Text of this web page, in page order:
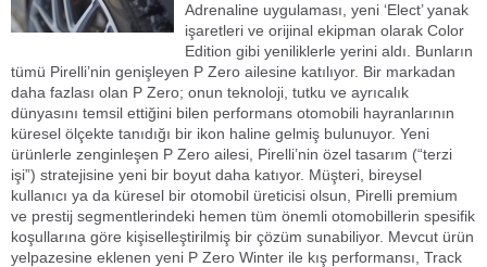
Adrenaline uygulaması, yeni ‘Elect’ yanak
işaretleri ve orijinal ekipman olarak Color
Edition gibi yeniliklerle yerini aldı. Bunların
tümü Pirelli’nin genişleyen P Zero ailesine katılıyor. Bir markadan
daha fazlası olan P Zero; onun teknoloji, tutku ve ayrıcalık
dünyasını temsil ettiğini bilen performans otomobili hayranlarının
küresel ölçekte tanıdığı bir ikon haline gelmiş bulunuyor. Yeni
ürünlerle zenginleşen P Zero ailesi, Pirelli’nin özel tasarım (“terzi
işi”) stratejisine yeni bir boyut daha katıyor. Müşteri, bireysel
kullanıcı ya da küresel bir otomobil üreticisi olsun, Pirelli premium
ve prestij segmentlerindeki hemen tüm önemli otomobillerin spesifik
koşullarına göre kişiselleştirilmiş bir çözüm sunabiliyor. Mevcut ürün
yelpazesine eklenen yeni P Zero Winter ile kış performansı, Track